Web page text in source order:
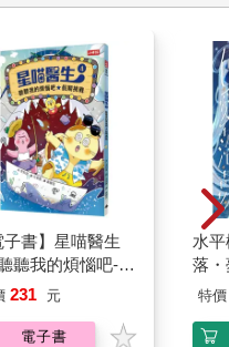
子書】星喵醫生
聽我的煩惱吧-假
戰
231 元
電子書
水
落
特價